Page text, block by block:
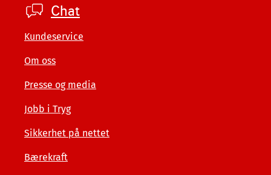
Footer
private
Chat
Kundeservice
Om oss
Presse og media
Jobb i Tryg
Sikkerhet på nettet
Bærekraft